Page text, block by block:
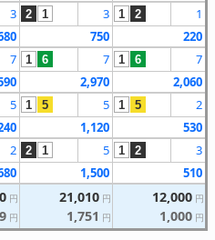
3 2 1 3 1 2
1
750
220
7 1 6 7 1 6
7
2,970
2,060
5 1 5 5 1 5
2
1,120
530
2 2 1 5 1 2
3
1,500 510
円
円
21,010 円
1,751 円
12,000 円
1,000 円